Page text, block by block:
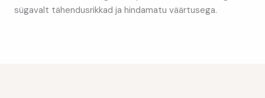
sügavalt tähendusrikkad ja hindamatu väärtusega.